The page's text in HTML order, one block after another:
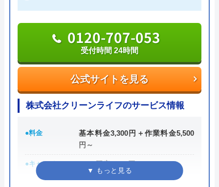
使い、つまりを除去しました。高圧洗浄が本
Googleクチコミを見る
安永義一郎
2 年前
数年前に店舗のトイレ交換と一部改装を貴店
に頼みました。仕事の丁寧さは素晴らしかっ
たです。また改装の機会があれば貴店に頼み
公式サイトを見る
0120-707-053
受付時間 24時間
株式会社クリーンライフのサービス情報
●料金
基本料金3,300円＋作業料金5,500
円～
●キャンペーン
WEB限定3,000円OFF
※10,000円以上で適用